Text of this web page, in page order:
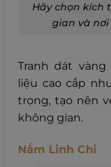
Hãy chọn kích
gian và
Tranh dát
liệu cao cấp
trọng, tạo nên
không gian.
Nấm Linh Chi